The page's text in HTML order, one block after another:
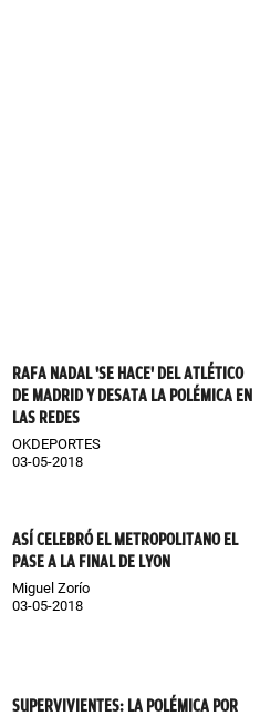
RAFA NADAL 'SE HACE' DEL ATLÉTICO
DE MADRID Y DESATA LA POLÉMICA EN
LAS REDES
OKDEPORTES
03-05-2018
ASÍ CELEBRÓ EL METROPOLITANO EL
PASE A LA FINAL DE LYON
Miguel Zorío
03-05-2018
SUPERVIVIENTES: LA POLÉMICA POR